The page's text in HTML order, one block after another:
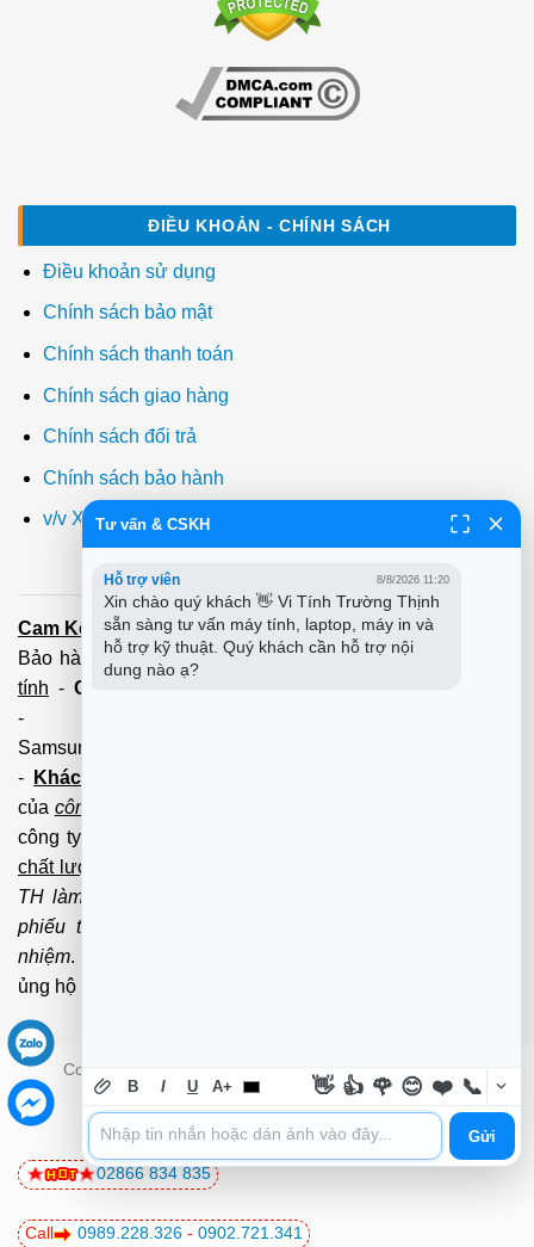
ĐIỀU KHOẢN - CHÍNH SÁCH
Điều khoản sử dụng
Chính sách bảo mật
Chính sách thanh toán
Chính sách giao hàng
Chính sách đổi trả
Chính sách bảo hành
v/v Xuất hóa đơn đỏ VAT
Cam Kết: Dịch vụ sửa máy tínhtới tận nơi trong 60 Phút -
Bảo hành tận tâm - Xuất hóa đơn đỏ đầy đủCài đặt máy
tính - Cài Win Tận Nơi
-
Samsung,Brother,Xeroc,Panasonic): 100 - 180,000 vnđ
-
Khách hàng lưu ý:
của công ty PCI.
công ty không liên hệ và làm việc với cá nhân đảm bảo
chất lượng dịch vụ
TH làm việc với cá nhân không qua tổng đài, không có
phiếu thu của
nhiệm. Trân trọng cảm ơn quý Kh đã và đang tin tưởng
ủng hộ
Call 0989.228.326 - 0902.721.341
02866 834 835
Copyright 2026 ©
Tư vấn & CSKH
Hỗ trợ viên 8/8/2026 11:20
Xin chào quý khách 👋 Vi Tính Trường Thịnh
sẵn sàng tư vấn máy tính, laptop, máy in và
hỗ trợ kỹ thuật. Quý khách cần hỗ trợ nội
dung nào ạ?
B I U A+ 👋 👍 🌹 😊 ❤️ 📞
Gửi